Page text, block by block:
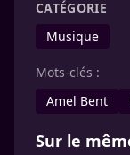
CATÉGORIE
Musique
Mots-clés :
Amel Bent
Sur le